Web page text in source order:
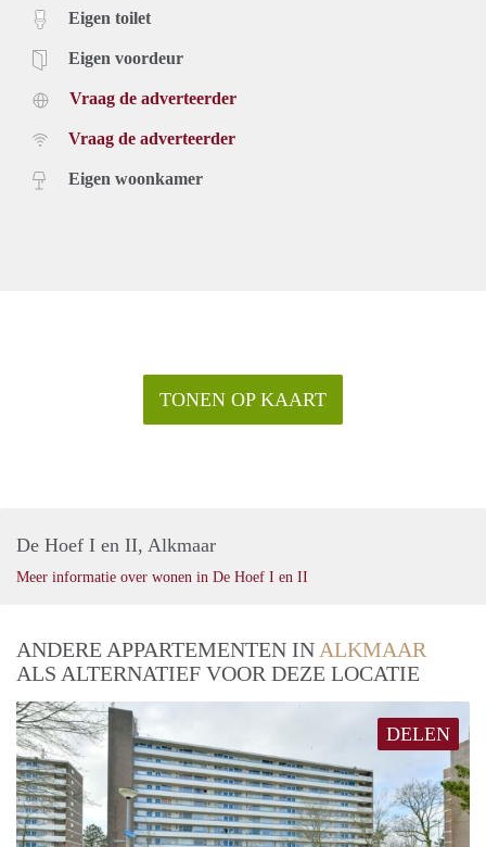
Eigen toilet
Eigen voordeur
Vraag de adverteerder
Vraag de adverteerder
Eigen woonkamer
TONEN OP KAART
De Hoef I en II, Alkmaar
Meer informatie over wonen in De Hoef I en II
ANDERE APPARTEMENTEN IN ALKMAAR
ALS ALTERNATIEF VOOR DEZE LOCATIE
DELEN